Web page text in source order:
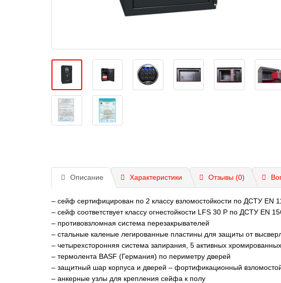
Описание Характеристики Отзывы (0)
– cейф сертифицирован по 2 классу взломостойкости по ДСТУ EN
– cейф соответствует классу огнестойкости LFS 30 P по ДСТУ EN
– противовзломная система перезакрывателей
– стальные каленые легированные пластины для защиты от
– четырехсторонняя система запирания, 5 активных
– термолента BASF (Германия) по периметру дверей
– защитный шар корпуса и дверей – фортификационный
– анкерные узлы для крепления сейфа к полу